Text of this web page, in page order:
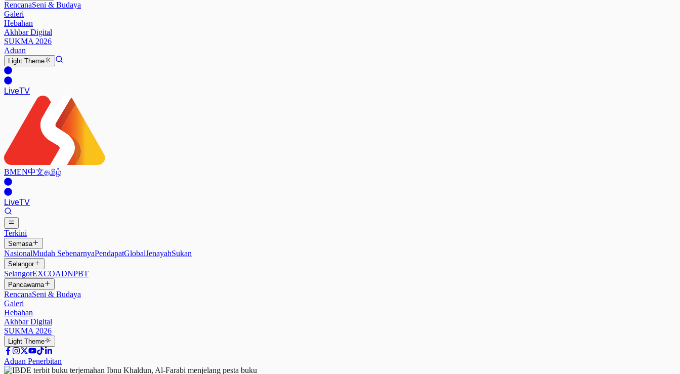
RencanaSeni & Budaya
Galeri
Hebahan
Akhbar Digital
SUKMA 2026
Aduan
Light Theme
LiveTV
BMEN中文தமிழ்
LiveTV
Terkini
Semasa
NasionalMudah SebenarnyaPendapatGlobalJenayahSukan
Selangor
SelangorEXCOADNPBT
Pancawarna
RencanaSeni & Budaya
Galeri
Hebahan
Akhbar Digital
SUKMA 2026
Light Theme
Aduan Penerbitan